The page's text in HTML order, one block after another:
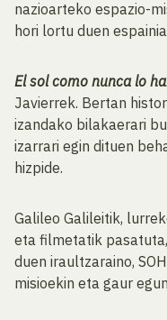
nazioarteko espazio-
hori lortu duen
El sol como nunca lo
Javierrek. Bertan
izandako bilakaerari
izarrari egin dituen
hizpide.
Galileo Galileitik,
eta filmetatik
duen iraultzaraino,
misioekin eta gaur